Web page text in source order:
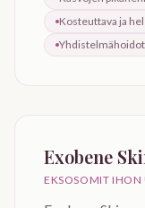
Kosteuttava ja
Exobene
EKSOSOMIT IHON